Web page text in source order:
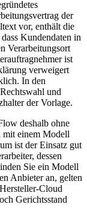
der
vor, enthält die
Kundendaten in
Verarbeitungsort
ist
verweigert
In den
und
der Vorlage.
deshalb ohne
einem Modell
ist der Einsatz gut
dessen
Sie ein Modell
Anbieter an, gelten
Cloud
Gerichtsstand